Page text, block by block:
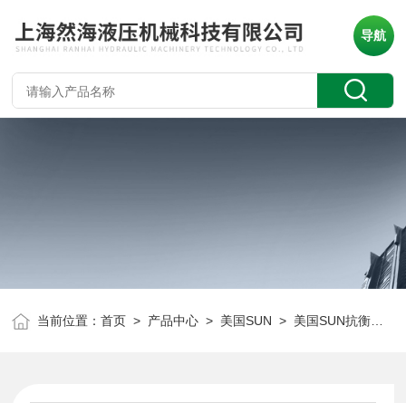
导航
当前位置：首页 > 产品中心 > 美国SUN > 美国SUN抗衡阀